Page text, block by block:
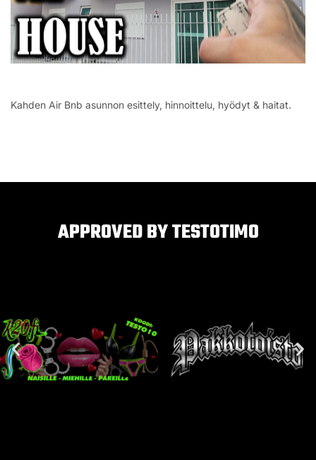
Kahden Air Bnb asunnon esittely, hinnoittelu, hyödyt & haitat.
APPROVED BY TESTOTIMO